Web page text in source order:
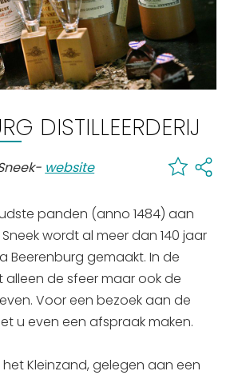
DISTILLEERDERIJ
- website
panden (anno 1484) aan
wordt al meer dan 140 jaar
Beerenburg gemaakt. In de
alleen de sfeer maar ook de
Voor een bezoek aan de
u even een afspraak maken.
Kleinzand, gelegen aan een